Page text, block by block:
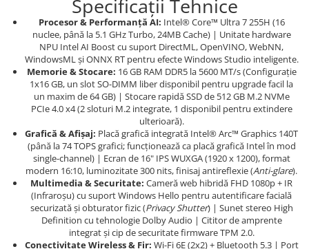
Specificații Tehnice
Procesor & Performanță AI: Intel® Core™ Ultra 7 255H (16
nuclee, până la 5.1 GHz Turbo, 24MB Cache) | Unitate hardware
NPU Intel AI Boost cu suport DirectML, OpenVINO, WebNN,
WindowsML și ONNX RT pentru efecte Windows Studio inteligente.
Memorie & Stocare: 16 GB RAM DDR5 la 5600 MT/s (Configurație
1x16 GB, un slot SO-DIMM liber disponibil pentru upgrade facil la
un maxim de 64 GB) | Stocare rapidă SSD de 512 GB M.2 NVMe
PCIe 4.0 x4 (2 sloturi M.2 integrate, 1 disponibil pentru extindere
ulterioară).
Grafică & Afișaj: Placă grafică integrată Intel® Arc™ Graphics 140T
(până la 74 TOPS grafici; funcționează ca placă grafică Intel în mod
single-channel) | Ecran de 16" IPS WUXGA (1920 x 1200), format
modern 16:10, luminozitate 300 nits, finisaj antireflexie (Anti-glare).
Multimedia & Securitate: Cameră web hibridă FHD 1080p + IR
(Infraroșu) cu suport Windows Hello pentru autentificare facială
securizată și obturator fizic (Privacy Shutter) | Sunet stereo High
Definition cu tehnologie Dolby Audio | Cititor de amprente
integrat și cip de securitate firmware TPM 2.0.
Conectivitate Wireless & Fir: Wi-Fi 6E (2x2) + Bluetooth 5.3 | Port